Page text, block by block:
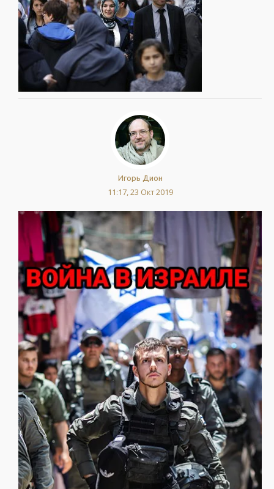
Игорь Дион
11:17, 23 Окт 2019